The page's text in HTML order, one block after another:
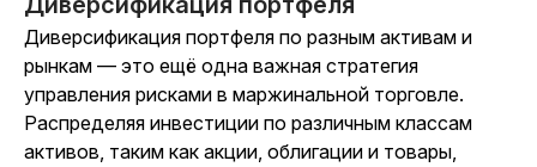
Диверсификация портфеля по разным активам и
рынкам — это ещё одна важная стратегия
управления рисками в маржинальной торговле.
Распределяя инвестиции по различным классам
активов, таким как акции, облигации и товары,